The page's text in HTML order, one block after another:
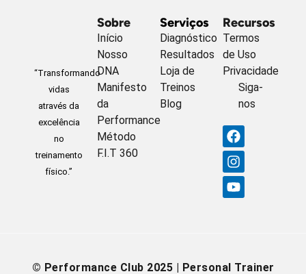
“Transformando
vidas
através da
excelência
no
treinamento
físico.”
Sobre
Início
Nosso
DNA
Manifesto
da
Performance
Método
F.I.T 360
Serviços
Diagnóstico
Resultados
Loja de
Treinos
Blog
Recursos
Termos
de Uso
Privacidade
Siga-
nos
F
A
C
E
B
O
I
N
S
T
A
G
Y
O
U
T
U
B
© Performance Club 2025 | Personal Trainer